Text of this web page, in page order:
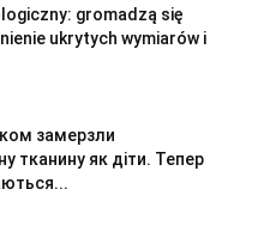
gromadzą się
ukrytych wymiarów i
замерзли
тканину як діти. Тепер